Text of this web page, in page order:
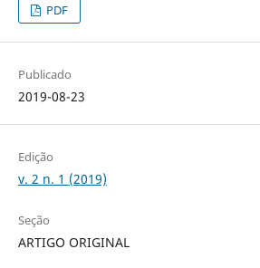
PDF
Publicado
2019-08-23
Edição
v. 2 n. 1 (2019)
Seção
ARTIGO ORIGINAL